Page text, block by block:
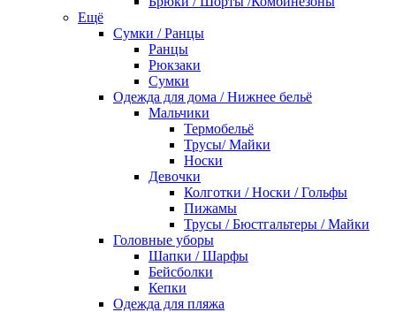
Ещё
Сумки / Ранцы
Ранцы
Рюкзаки
Сумки
Одежда для дома / Нижнее бельё
Мальчики
Термобельё
Трусы/ Майки
Носки
Девочки
Колготки / Носки / Гольфы
Пижамы
Трусы / Бюстгальтеры / Майки
Головные уборы
Шапки / Шарфы
Бейсболки
Кепки
Одежда для пляжа